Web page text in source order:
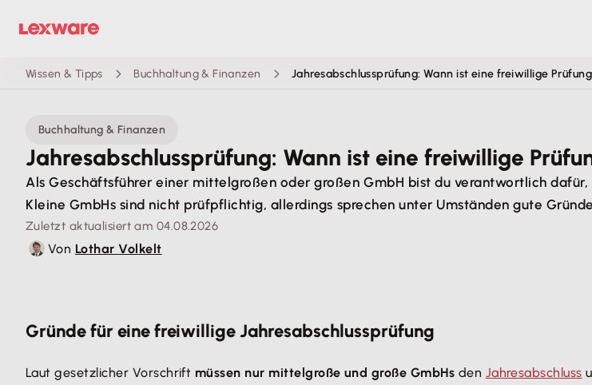
Wissen & Tipps Buchhaltung & Finanzen Jahresabschlussprüfung: Wann ist eine freiwillige
Buchhaltung & Finanzen
Jahresabschlussprüfung: Wann ist eine freiwillige
Als Geschäftsführer einer mittelgroßen oder großen GmbH bist du verantwortlich
Kleine GmbHs sind nicht prüfpflichtig, allerdings sprechen unter Umständen gute
Zuletzt aktualisiert am 04.08.2026
Von Lothar Volkelt
Gründe für eine freiwillige Jahresabschlussprüfung
Laut gesetzlicher Vorschrift müssen nur mittelgroße und große GmbHs den Jahresabschluss